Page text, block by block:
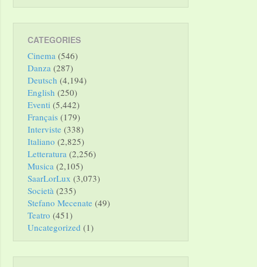
CATEGORIES
Cinema (546)
Danza (287)
Deutsch (4,194)
English (250)
Eventi (5,442)
Français (179)
Interviste (338)
Italiano (2,825)
Letteratura (2,256)
Musica (2,105)
SaarLorLux (3,073)
Società (235)
Stefano Mecenate (49)
Teatro (451)
Uncategorized (1)